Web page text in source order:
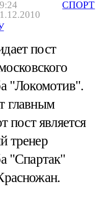
СПОРТ
пост
"Локомотив".
главным
пост является
тренер
"Спартак"